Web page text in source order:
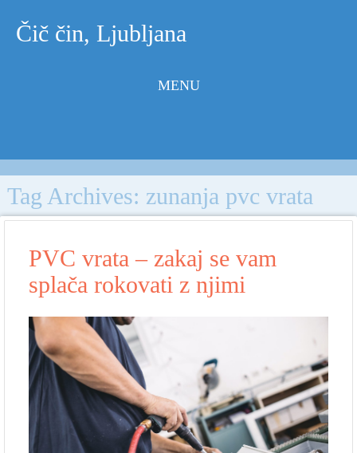
Čič čin, Ljubljana
MENU
Tag Archives: zunanja pvc vrata
PVC vrata – zakaj se vam
splača rokovati z njimi